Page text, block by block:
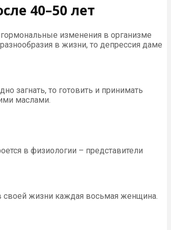
40–50 лет
изменения в организме
в жизни, то депрессия даме
загнать, то готовить и принимать
маслами.
в физиологии – представители
своей жизни каждая восьмая женщина.